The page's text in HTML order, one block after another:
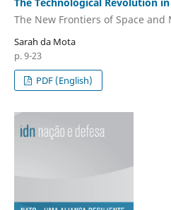
The New Frontiers of Space and
Sarah da Mota
p. 9-23
PDF (English)